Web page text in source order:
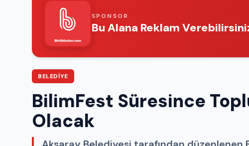
SPONSOR
Bu Alana Reklam
BELEDIYE
BilimFest Süresince
Olacak